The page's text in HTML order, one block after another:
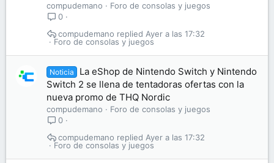
compudemano
Foro de consolas y juegos
0
Foro de consolas y juegos
Ayer a las 17:32
compudemano
Noticia
La eShop de Nintendo Switch y Nintendo
Switch 2 se llena de tentadoras ofertas con la
nueva promo de THQ Nordic
compudemano
Foro de consolas y juegos
0
Foro de consolas y juegos
Ayer a las 17:32
compudemano